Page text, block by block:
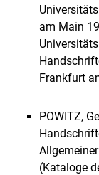
am Main
Frankfurt
POWITZ,
(Kataloge